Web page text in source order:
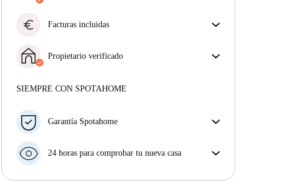
asegurar que obtienes exactamente lo que ves en el
Más sobre la verificación
euro Facturas incluidas
facturas incluidas, que cubren alquiler y servicios
para una experiencia de alquiler sin complicaciones.
Propietario verificado
Más sobre este arrendador
SIEMPRE CON SPOTAHOME
Garantía Spotahome
horas previas a la fecha de entrada, Spotahome A) te
el hotel hasta que encuentres nueva casa o B) te hará
24 horas para comprobar tu nueva casa